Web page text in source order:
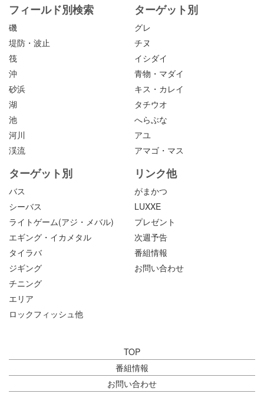
フィールド別検索
磯
堤防・波止
筏
沖
砂浜
湖
池
河川
渓流
ターゲット別
グレ
チヌ
イシダイ
青物・マダイ
キス・カレイ
タチウオ
へらぶな
アユ
アマゴ・マス
ターゲット別
バス
シーバス
ライトゲーム(アジ・メバル)
エギング・イカメタル
タイラバ
ジギング
チニング
エリア
ロックフィッシュ他
リンク他
がまかつ
LUXXE
プレゼント
次週予告
番組情報
お問い合わせ
TOP
番組情報
お問い合わせ